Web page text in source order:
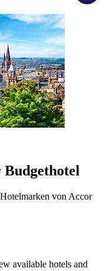
von Accor
available hotels and